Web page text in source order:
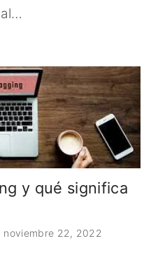
y qué significa
noviembre 22, 2022